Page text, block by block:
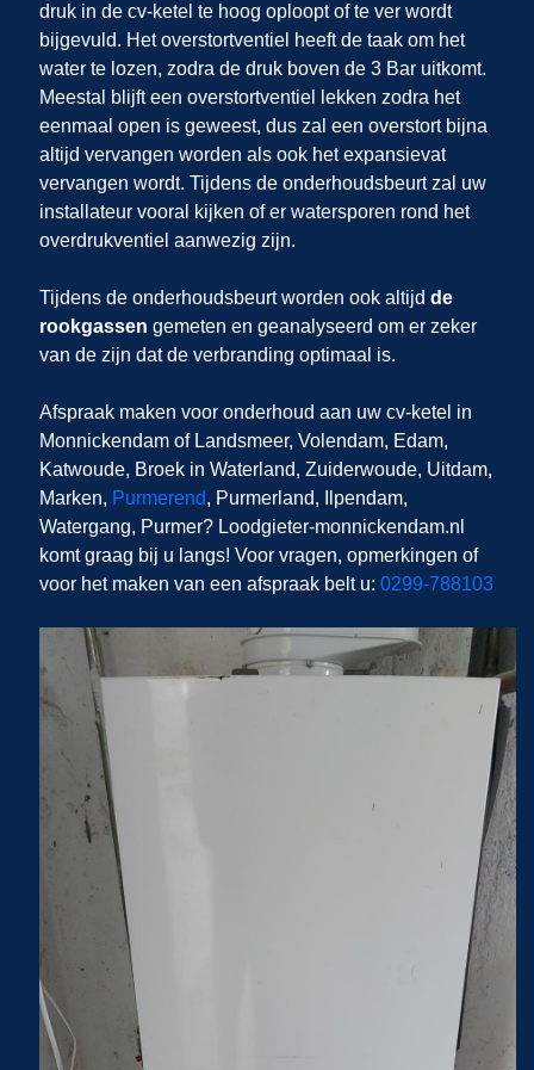
druk in de cv-ketel te hoog oploopt of te ver wordt
bijgevuld. Het overstortventiel heeft de taak om het
water te lozen, zodra de druk boven de 3 Bar uitkomt.
Meestal blijft een overstortventiel lekken zodra het
eenmaal open is geweest, dus zal een overstort bijna
altijd vervangen worden als ook het expansievat
vervangen wordt. Tijdens de onderhoudsbeurt zal uw
installateur vooral kijken of er watersporen rond het
overdrukventiel aanwezig zijn.
Tijdens de onderhoudsbeurt worden ook altijd de
rookgassen gemeten en geanalyseerd om er zeker
van de zijn dat de verbranding optimaal is.
Afspraak maken voor onderhoud aan uw cv-ketel in
Monnickendam of Landsmeer, Volendam, Edam,
Katwoude, Broek in Waterland, Zuiderwoude, Uitdam,
Marken, Purmerend, Purmerland, Ilpendam,
Watergang, Purmer? Loodgieter-monnickendam.nl
komt graag bij u langs! Voor vragen, opmerkingen of
voor het maken van een afspraak belt u: 0299-788103